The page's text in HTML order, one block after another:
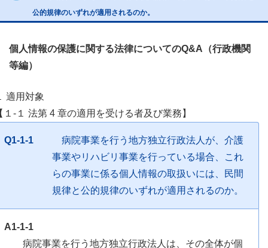
公的規律のいずれが適用されるのか。
個人情報の保護に関する法律についてのQ&A（行政機関
等編）
適用対象
１-１ 法第 4 章の適用を受ける者及び業務】
Q1-1-1
病院事業を行う地方独立行政法人が、介護
事業やリハビリ事業を行っている場合、これ
らの事業に係る個人情報の取扱いには、民間
規律と公的規律のいずれが適用されるのか。
A1-1-1
病院事業を行う地方独立行政法人は、その全体が個